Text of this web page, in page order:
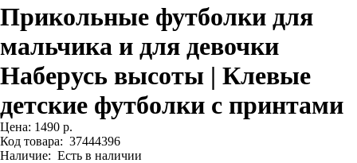
Прикольные футболки для
мальчика и для девочки
Наберусь высоты | Клевые
детские футболки с принтами
Цена: 1490 р.
Код товара: 37444396
Наличие: Есть в наличии